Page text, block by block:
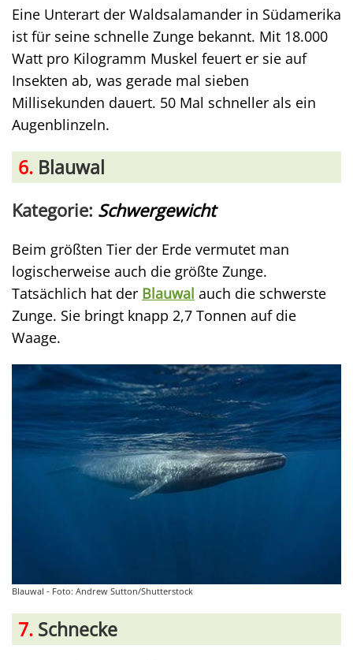
Eine Unterart der Waldsalamander in Südamerika
ist für seine schnelle Zunge bekannt. Mit 18.000
Watt pro Kilogramm Muskel feuert er sie auf
Insekten ab, was gerade mal sieben
Millisekunden dauert. 50 Mal schneller als ein
Augenblinzeln.
6. Blauwal
Kategorie: Schwergewicht
Beim größten Tier der Erde vermutet man
logischerweise auch die größte Zunge.
Tatsächlich hat der Blauwal auch die schwerste
Zunge. Sie bringt knapp 2,7 Tonnen auf die
Waage.
Blauwal - Foto: Andrew Sutton/Shutterstock
7. Schnecke